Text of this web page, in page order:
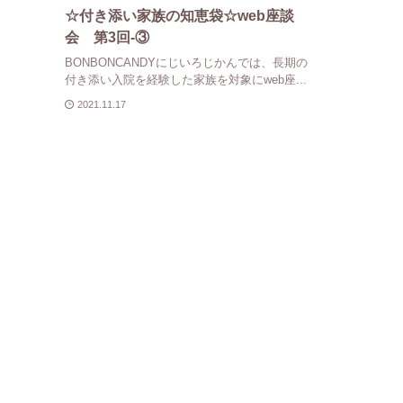
☆付き添い家族の知恵袋☆web座談
会 第3回-③
BONBONCANDYにじいろじかんでは、長期の
付き添い入院を経験した家族を対象にweb座...
2021.11.17